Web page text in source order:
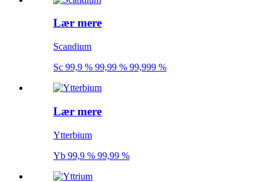
Lær mere
Scandium
Sc 99,9 % 99,99 % 99,999 %
Lær mere
Ytterbium
Yb 99,9 % 99,99 %